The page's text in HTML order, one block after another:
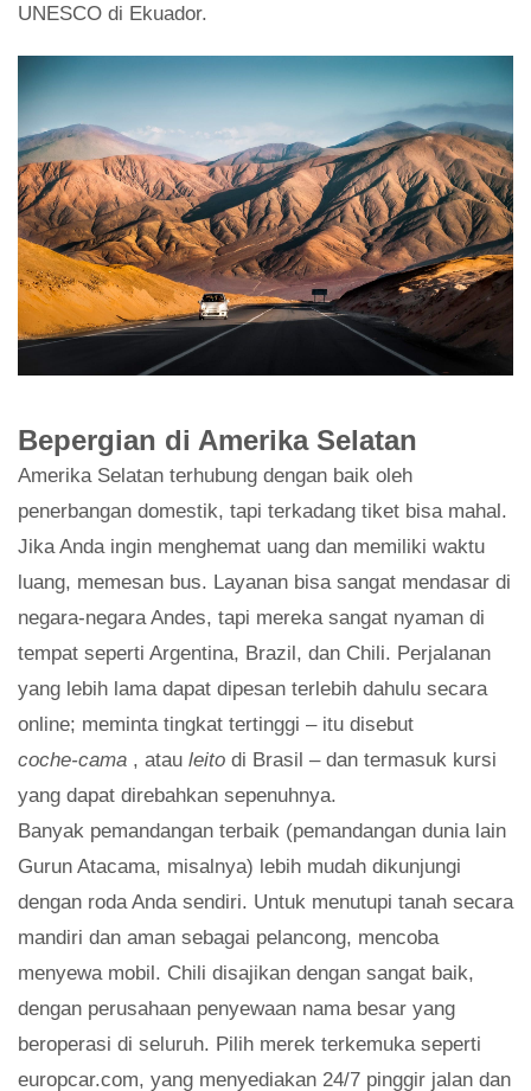
UNESCO di Ekuador.
Bepergian di Amerika Selatan
Amerika Selatan terhubung dengan baik oleh
penerbangan domestik, tapi terkadang tiket bisa mahal.
Jika Anda ingin menghemat uang dan memiliki waktu
luang, memesan bus. Layanan bisa sangat mendasar di
negara-negara Andes, tapi mereka sangat nyaman di
tempat seperti Argentina, Brazil, dan Chili. Perjalanan
yang lebih lama dapat dipesan terlebih dahulu secara
online; meminta tingkat tertinggi – itu disebut
coche-cama , atau leito di Brasil – dan termasuk kursi
yang dapat direbahkan sepenuhnya.
Banyak pemandangan terbaik (pemandangan dunia lain
Gurun Atacama, misalnya) lebih mudah dikunjungi
dengan roda Anda sendiri. Untuk menutupi tanah secara
mandiri dan aman sebagai pelancong, mencoba
menyewa mobil. Chili disajikan dengan sangat baik,
dengan perusahaan penyewaan nama besar yang
beroperasi di seluruh. Pilih merek terkemuka seperti
europcar.com, yang menyediakan 24/7 pinggir jalan dan